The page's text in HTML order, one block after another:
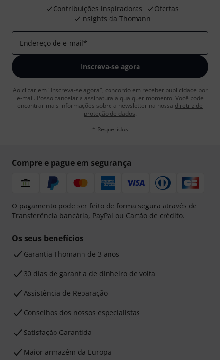
Contribuições inspiradoras
Ofertas
Insights da Thomann
Endereço de e-mail*
Inscreva-se agora
Ao clicar em "Inscreva-se agora", concordo em receber publicidade por
e-mail. Posso cancelar a assinatura a qualquer momento. Você pode
encontrar mais informações sobre a newsletter na nossa diretriz de
proteção de dados.
* Requeridos
Compre e pague em segurança
O pagamento pode ser feito de forma segura através de
Transferência bancária, PayPal ou Cartão de crédito.
Os seus benefícios
Garantia Thomann de 3 anos
30 dias de garantia de dinheiro de volta
Assistência de Reparação
Conselhos dos nossos especialistas
Satisfação Garantida
Maior armazém da Europa